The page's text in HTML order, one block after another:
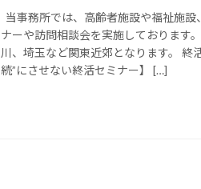
当事務所では、高齢者施設や福祉施設
ナーや訪問相談会を実施しております
川、埼玉など関東近郊となります。 終
続”にさせない終活セミナー】 […]